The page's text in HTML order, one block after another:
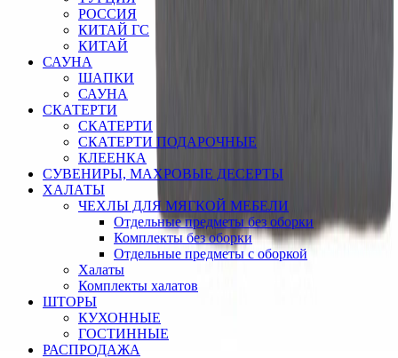
РОССИЯ
КИТАЙ ГС
КИТАЙ
САУНА
ШАПКИ
САУНА
СКАТЕРТИ
СКАТЕРТИ
СКАТЕРТИ ПОДАРОЧНЫЕ
КЛЕЕНКА
СУВЕНИРЫ, МАХРОВЫЕ ДЕСЕРТЫ
ХАЛАТЫ
ЧЕХЛЫ ДЛЯ МЯГКОЙ МЕБЕЛИ
Отдельные предметы без оборки
Комплекты без оборки
Отдельные предметы с оборкой
Халаты
Комплекты халатов
ШТОРЫ
КУХОННЫЕ
ГОСТИННЫЕ
РАСПРОДАЖА